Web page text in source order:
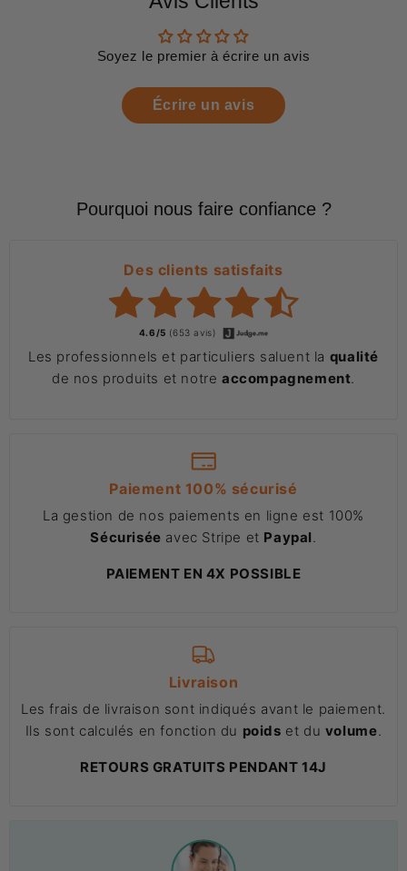
Soyez le premier à écrire un avis
Écrire un avis
Pourquoi nous faire confiance ?
Des clients satisfaits
4.6/5 (653 avis)
Les professionnels et particuliers saluent la qualité
de nos produits et notre accompagnement.
Paiement 100% sécurisé
La gestion de nos paiements en ligne est 100%
Sécurisée avec Stripe et Paypal.
PAIEMENT EN 4X POSSIBLE
Livraison
Les frais de livraison sont indiqués avant le paiement.
Ils sont calculés en fonction du poids et du volume.
RETOURS GRATUITS PENDANT 14J